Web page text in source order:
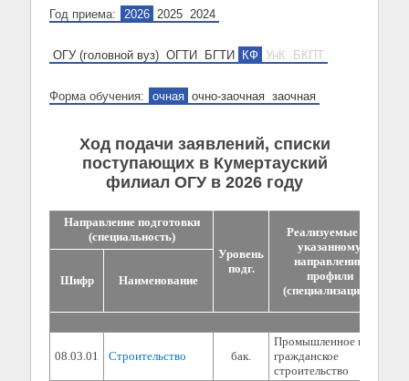
Год приема: 2026 2025 2024
ОГУ (головной вуз) ОГТИ БГТИ КФ УнК БКПТ
Форма обучения: очная очно-заочная заочная
Ход подачи заявлений, списки
поступающих в Кумертауский
филиал ОГУ в 2026 году
Направление подготовки
(специальность)
Уровень
подг.
Реализуемые по
указанному
направлению
профили
(специализации)*
Шифр Наименование
08.03.01 Строительство бак.
Промышленное и
гражданское
строительство